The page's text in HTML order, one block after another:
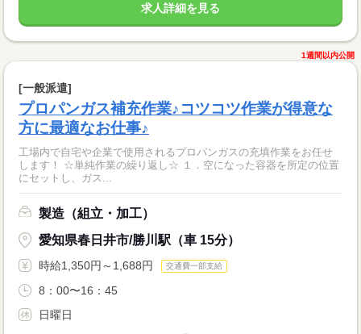
求人詳細を見る
1週間以内公開
[一般派遣]
プロパンガス補充作業♪コツコツ作業が得意な
方に最適なお仕事♪
工場内で自宅や企業で使用されるプロパンガスの充填作業をお任せ
します！ ☆単純作業の繰り返し☆ １．空になった容器を所定の位置
にセットし、ガス...
製造（組立・加工）
愛知県春日井市/勝川駅（車 15分）
時給1,350円～1,688円 交通費一部支給
8：00〜16：45
日曜日